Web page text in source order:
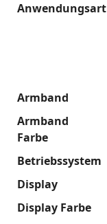
Anwendungsart
Armband
Armband
Farbe
Betriebssystem
Display
Display Farbe